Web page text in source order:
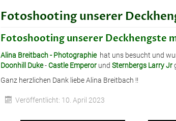
Fotoshooting unserer
Fotoshooting unserer Deckhengste
Alina Breitbach - Photographie hat uns besucht und
Doonhill Duke-Castle Emperor und Sternbergs Larry Jr
Ganz herzlichen Dank liebe Alina Breitbach !!
Veröffentlicht: 10. April 2023